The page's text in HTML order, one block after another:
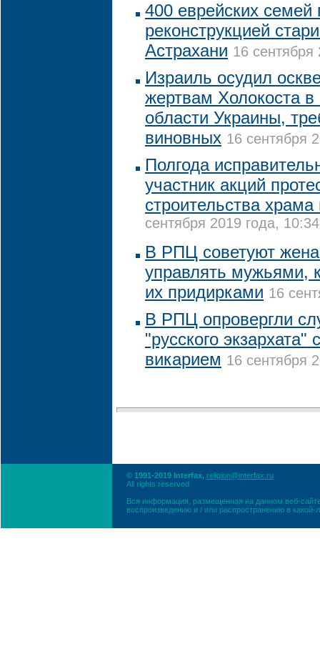
400 еврейских семей
реконструкцией
Астрахани 16 сентября
Израиль осудил
жертвам Холокоста в
области Украины,
виновных 16 сентября
Полгода
участник акций
строительства храма
сентября 2019 года, 10:34
В РПЦ советуют
управлять мужьями,
их придирками 16
В РПЦ опровергли
"русского
викарием 16 сентября
© 1991-2019 Interfax, religion@interfax.ru
All rights reserved
Вся информация, размещенная на данном веб-
воспроизведению и / или распространению в